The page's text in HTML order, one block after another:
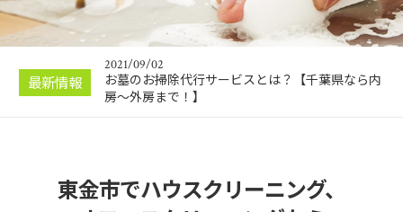
最新情報
2023/02/19
壁紙染色のメリット・デメリットを徹底解説！～
壁紙張り替えと…
2021/09/02
お墓のお掃除代行サービスとは？【千葉県なら内
房～外房まで！】
2021/02/02
千葉で唯一！外壁ソフト洗浄（外壁ソフトクリー
ニング）とは？
東金市でハウスクリーニング、